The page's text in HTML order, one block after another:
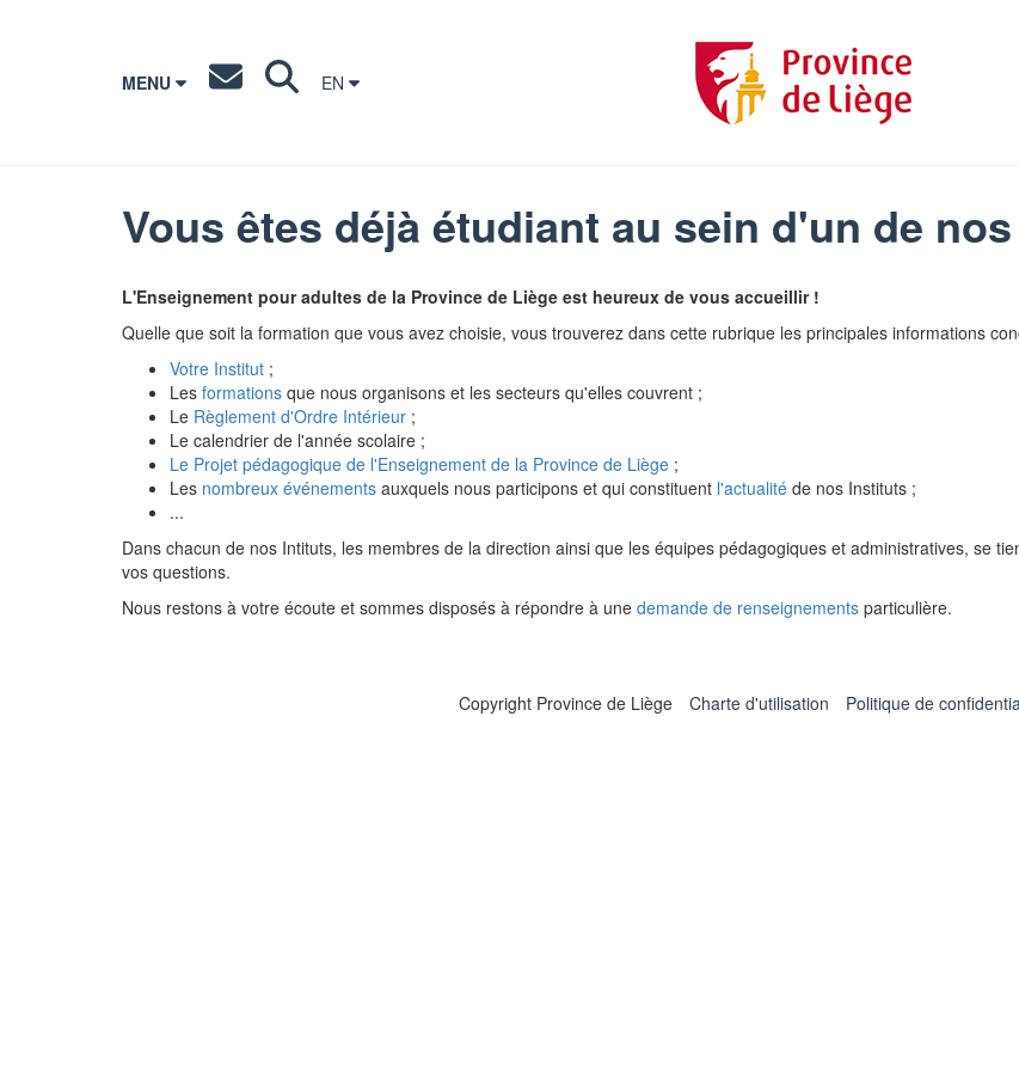
MENU EN
Vous êtes déjà étudiant au sein d'un de
L'Enseignement pour adultes de la Province de Liège est heureux de vous accueillir !
Quelle que soit la formation que vous avez choisie, vous trouverez dans cette rubrique les principales informations
Votre Institut ;
Les formations que nous organisons et les secteurs qu'elles couvrent ;
Le Règlement d'Ordre Intérieur ;
Le calendrier de l'année scolaire ;
Le Projet pédagogique de l'Enseignement de la Province de Liège ;
Les nombreux événements auxquels nous participons et qui constituent l'actualité de nos Instituts ;
...
Dans chacun de nos Intituts, les membres de la direction ainsi que les équipes pédagogiques et administratives, se
vos questions.
Nous restons à votre écoute et sommes disposés à répondre à une demande de renseignements particulière.
Copyright Province de Liège Charte d'utilisation Politique de